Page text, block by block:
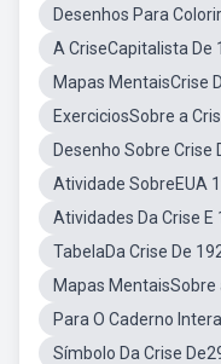
Desenhos Para
A CriseCapitalista De
Mapas MentaisCrise
ExerciciosSobre a
Desenho Sobre Crise
Atividade SobreEUA
Atividades Da Crise E
TabelaDa Crise De
Mapas MentaisSobre
Para O Caderno
Símbolo Da Crise